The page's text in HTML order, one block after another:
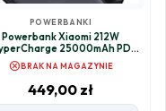
POWERBANKI
Powerbank Xiaomi 212W
25000mAh PD
USB-A / 2x USB-C Czarny
cancelBRAK NA MAGAZYNIE
449,00 zł